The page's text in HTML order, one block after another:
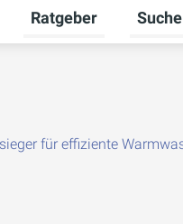
umschalten
umschalten
Untermenü für
Ratgeber Suche
für effiziente